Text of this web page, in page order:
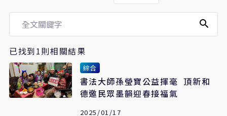
已找到1則相關結果
綜合
書法大師孫瑩寶公益揮毫 頂新和
德邀民眾墨韻迎春接福氣
2025/01/17